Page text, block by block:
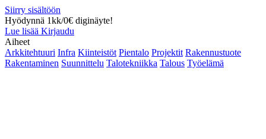
Siirry sisältöön
Hyödynnä 1kk/0€ diginäyte!
Lue lisää Kirjaudu
Aiheet
Arkkitehtuuri Infra Kiinteistöt Pientalo Projektit Rakennustuote
Rakentaminen Suunnittelu Talotekniikka Talous Työelämä